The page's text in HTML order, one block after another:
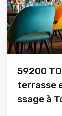
59200
terrasse
ssage à